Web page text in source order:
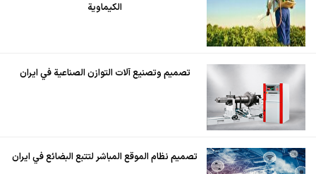
الكيماوية
تصميم وتصنيع آلات التوازن الصناعية في ايران
تصميم نظام الموقع المباشر لتتبع البضائع في ايران